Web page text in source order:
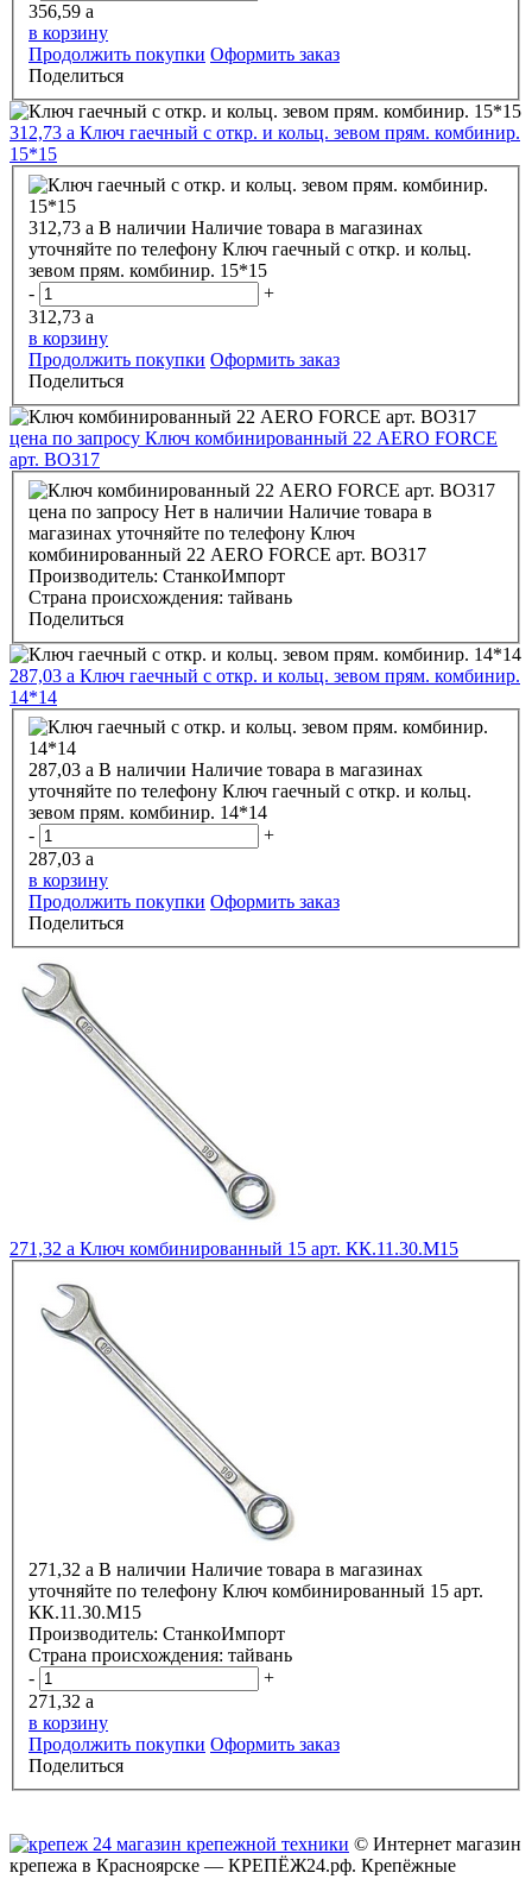
356,59 a
в корзину
Продолжить покупки Оформить заказ
Поделиться
312,73 a Ключ гаечный с откр. и кольц. зевом прям. комбинир.
15*15
312,73 a В наличии Наличие товара в магазинах
уточняйте по телефону Ключ гаечный с откр. и кольц.
зевом прям. комбинир. 15*15
-
+
312,73 a
в корзину
Продолжить покупки Оформить заказ
Поделиться
цена по запросу Ключ комбинированный 22 АERO FORCE
арт. ВО317
цена по запросу Нет в наличии Наличие товара в
магазинах уточняйте по телефону Ключ
комбинированный 22 АERO FORCE арт. ВО317
Производитель: СтанкоИмпорт
Страна происхождения: тайвань
Поделиться
287,03 a Ключ гаечный с откр. и кольц. зевом прям. комбинир.
14*14
287,03 a В наличии Наличие товара в магазинах
уточняйте по телефону Ключ гаечный с откр. и кольц.
зевом прям. комбинир. 14*14
-
+
287,03 a
в корзину
Продолжить покупки Оформить заказ
Поделиться
271,32 a Ключ комбинированный 15 арт. КК.11.30.М15
271,32 a В наличии Наличие товара в магазинах
уточняйте по телефону Ключ комбинированный 15 арт.
КК.11.30.М15
Производитель: СтанкоИмпорт
Страна происхождения: тайвань
-
+
271,32 a
в корзину
Продолжить покупки Оформить заказ
Поделиться
© Интернет магазин
крепежа в Красноярске — КРЕПЁЖ24.рф. Крепёжные